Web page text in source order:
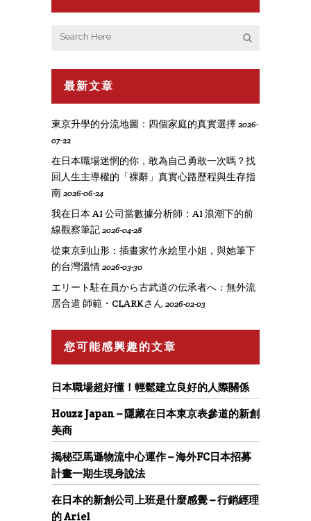
最新文章
東京升學的分流地圖：四個家庭的真實選擇 2026-
07-22
在日本職場迷惘的你，敢為自己勇敢一次嗎？找
回人生主導權的「裸辭」真實心路歷程與生存指
南 2026-06-24
我在日本 AI 公司當數據分析師：AI 浪潮下的前
線觀察筆記 2026-04-28
從東京到山形：插畫家竹永絵里小姐，與她筆下
的台灣溫情 2026-03-30
エリート駐在員から古武道の伝承者へ：無外流
居合道 師範・CLARKさん 2026-02-03
您可能感興趣的文章
日本職場超好懂！輕鬆建立良好的人際關係
Houzz Japan – 隱藏在日本東京表參道的新創
美商
揭秘亞馬遜物流中心運作 – 海外FC日本招募
計畫一期生現身說法
在日本的新創公司上班是什麼感覺 – 行銷經理
的 Ariel